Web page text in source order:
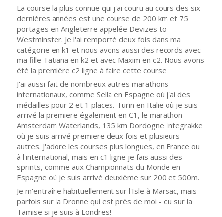
La course la plus connue qui j'ai couru au cours des six
dernières années est une course de 200 km et 75
portages en Angleterre appelée Devizes to
Westminster. Je l'ai remporté deux fois dans ma
catégorie en k1 et nous avons aussi des records avec
ma fille Tatiana en k2 et avec Maxim en c2. Nous avons
été la première c2 ligne à faire cette course.
J'ai aussi fait de nombreux autres marathons
internationaux, comme Sella en Espagne où j'ai des
médailles pour 2 et 1 places, Turin en Italie où je suis
arrivé la premiere également en C1, le marathon
Amsterdam Waterlands, 135 km Dordogne Integrakke
où je suis arrivé premiere deux fois et plusieurs
autres. J'adore les courses plus longues, en France ou
à l'international, mais en c1 ligne je fais aussi des
sprints, comme aux Championnats du Monde en
Espagne où je suis arrivé deuxième sur 200 et 500m.
Je m'entraîne habituellement sur l'Isle à Marsac, mais
parfois sur la Dronne qui est près de moi - ou sur la
Tamise si je suis à Londres!